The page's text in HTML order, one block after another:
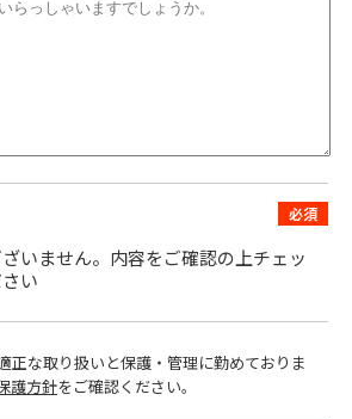
いません。内容をご確認の上チェッ
い
正な取り扱いと保護・管理に勤めておりま
護方針をご確認ください。